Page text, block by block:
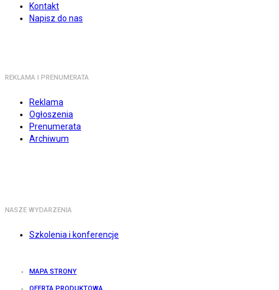
Kontakt
Napisz do nas
REKLAMA I PRENUMERATA
Reklama
Ogłoszenia
Prenumerata
Archiwum
NASZE WYDARZENIA
Szkolenia i konferencje
MAPA STRONY